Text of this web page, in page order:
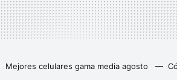
Mejores celulares gama media agosto